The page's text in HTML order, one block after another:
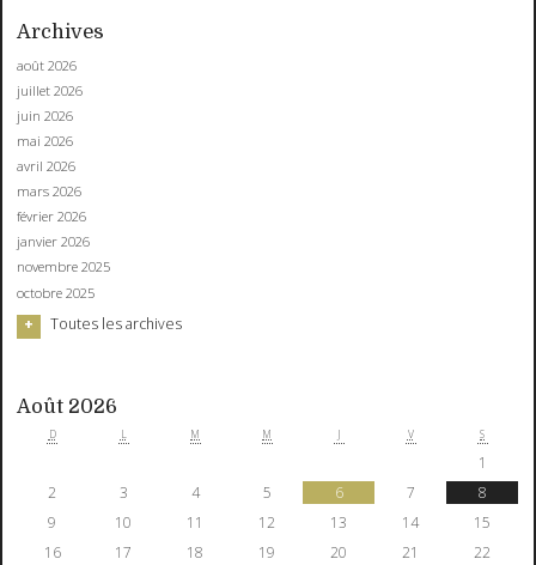
Archives
août 2026
juillet 2026
juin 2026
mai 2026
avril 2026
mars 2026
février 2026
janvier 2026
novembre 2025
octobre 2025
Toutes les archives
Août 2026
D L M M J V S
1
2
3 4 5 6 7
8
9
10 11 12 13 14
15
16
17 18 19 20 21
22